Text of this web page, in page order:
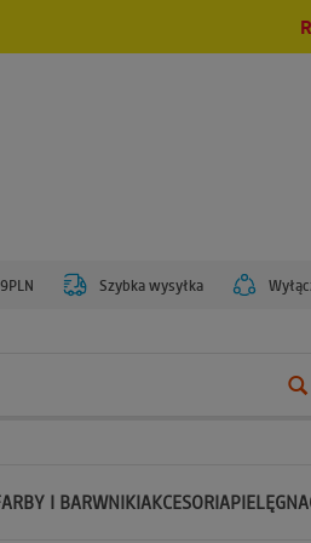
Szybka wysyłka
I BARWNIKIAKCESORIA